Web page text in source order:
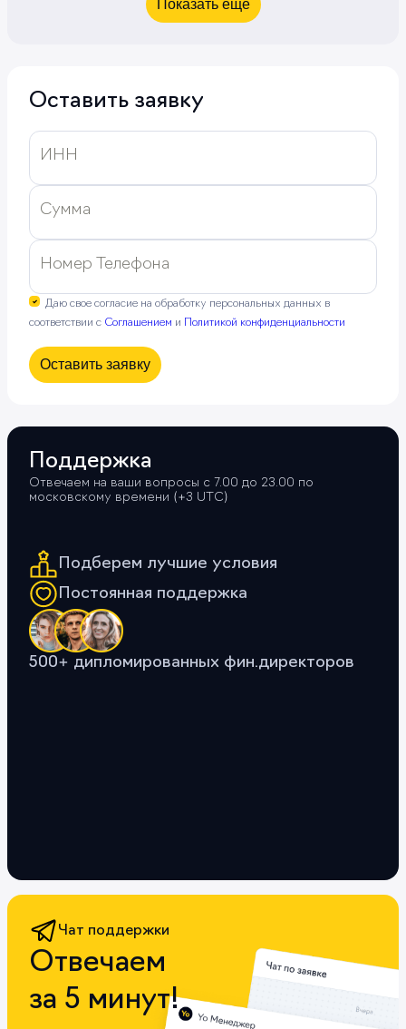
Показать еще
Оставить заявку
ИНН
Сумма
Номер Телефона
Даю свое согласие на обработку персональных данных в
соответствии с Соглашением и Политикой конфиденциальности
Оставить заявку
Поддержка
Отвечаем на ваши вопросы с 7.00 до 23.00 по
московскому времени (+3 UTС)
Подберем лучшие условия
Постоянная поддержка
500+ дипломированных фин.директоров
Чат поддержки
Отвечаем
за 5 минут!